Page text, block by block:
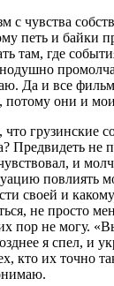
с чувства
петь и байки
там, где
Да и все
они и
грузинские
Предвидеть не
и
повлиять
своей и
не просто
пор не могу.
я спел, и
кто их точно